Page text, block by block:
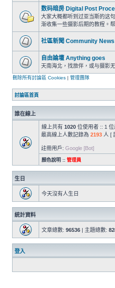
数码暗房 Digital Post
大家大概都听到过亚当斯的这
渐收集一些摄影后期的教程。
社區新聞 Community News
自由論壇 Anything goes
天南海北，找旅伴，或与摄影
刪除所有討論區 Cookies | 管理團隊
討論區首頁
誰在線上
線上共有 1020 位使用者 :: 1
最高線上人數記錄為 2193 人 [
註冊用戶: Google [Bot]
顏色說明 :: 管理員
生日
今天沒有人生日
統計資料
文章總數: 96536 | 主題總數:
登入